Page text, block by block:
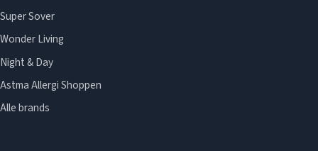
Super Sover
Wonder Living
Night & Day
Astma Allergi Shoppen
Alle brands